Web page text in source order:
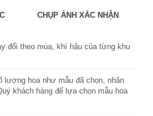
CHỤP ẢNH XÁC NHẬN
đổi theo mùa, khí hậu của từng khu
hoa như mẫu đã chọn, nhân
khách hàng để lựa chọn mẫu hoa